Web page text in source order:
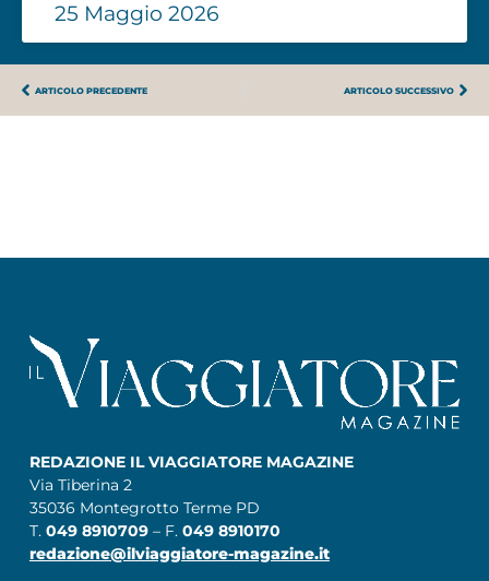
25 Maggio 2026
ARTICOLO PRECEDENTE ARTICOLO SUCCESSIVO
REDAZIONE IL VIAGGIATORE MAGAZINE
Via Tiberina 2
35036 Montegrotto Terme PD
T. 049 8910709 – F. 049 8910170
redazione@ilviaggiatore-magazine.it